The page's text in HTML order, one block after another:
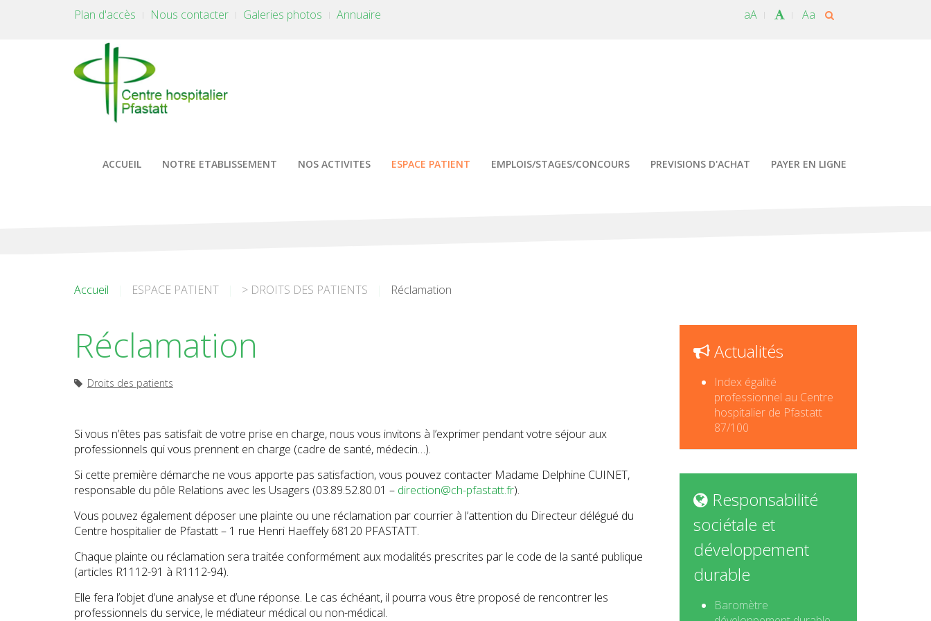
Plan d'accès Nous contacter Galeries photos Annuaire aA Aa
ACCUEIL NOTRE ETABLISSEMENT NOS ACTIVITES ESPACE PATIENT EMPLOIS/STAGES/CONCOURS PREVISIONS D'ACHAT PAYER EN LIGNE
Accueil ESPACE PATIENT > DROITS DES PATIENTS Réclamation
Réclamation
Droits des patients
Si vous n’êtes pas satisfait de votre prise en charge, nous vous invitons à l’exprimer pendant votre séjour aux
professionnels qui vous prennent en charge (cadre de santé, médecin…).
Si cette première démarche ne vous apporte pas satisfaction, vous pouvez contacter Madame Delphine CUINET,
responsable du pôle Relations avec les Usagers (03.89.52.80.01 – direction@ch-pfastatt.fr).
Vous pouvez également déposer une plainte ou une réclamation par courrier à l’attention du Directeur délégué du
Centre hospitalier de Pfastatt – 1 rue Henri Haeffely 68120 PFASTATT.
Chaque plainte ou réclamation sera traitée conformément aux modalités prescrites par le code de la santé publique
(articles R1112-91 à R1112-94).
Elle fera l’objet d’une analyse et d’une réponse. Le cas échéant, il pourra vous être proposé de rencontrer les
professionnels du service, le médiateur médical ou non-médical.
Actualités
Index égalité
professionnel au Centre
hospitalier de Pfastatt
87/100
Responsabilité
sociétale et
développement
durable
Baromètre